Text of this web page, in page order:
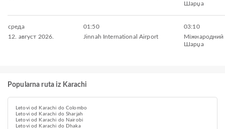
Шарџа
среда
12. август 2026.
01:50
Jinnah International Airport
03:10
Міжнародний
Шарџа
Popularna ruta iz Karachi
Letovi od Karachi do Colombo
Letovi od Karachi do Sharjah
Letovi od Karachi do Nairobi
Letovi od Karachi do Dhaka